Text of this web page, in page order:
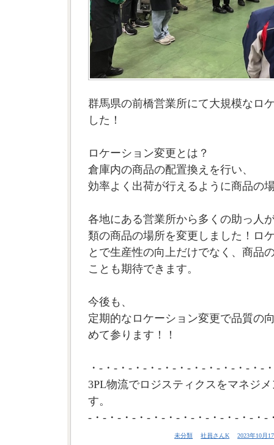
群馬県の前橋営業所にて大規模なロ
した！
ロケーション変更とは？
倉庫内の商品の配置換えを行い、
効率よく出荷が行えるように商品の
各地にある営業所から多くの助っ人
類の商品の場所を変更しました！ロ
とで生産性の向上だけでなく、商品
ことも期待できます。
今後も、
定期的なロケーション変更で品質の
めて参ります！！
・-・-・-・-・-・-・-・-・-・-・-・-
3PL物流でロジスティクスをマネジ
す。
-・-・-・-・-・-・-・-・-・-・-・-・-
未分類 社員さんK 2023年10月